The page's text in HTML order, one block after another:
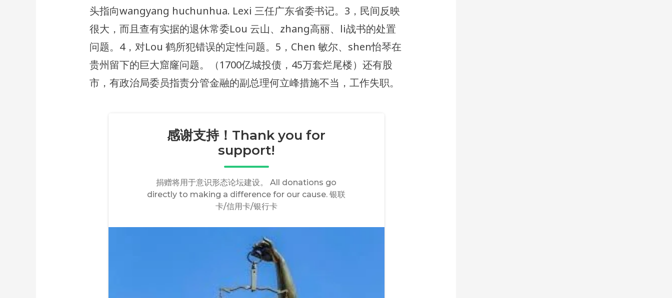
头指向wangyang huchunhua. Lexi 三任广东省委书记。3，民间反映
很大，而且查有实据的退休常委Lou 云山、zhang高丽、li战书的处置
问题。4，对Lou 鹤所犯错误的定性问题。5，Chen 敏尔、shen怡琴在
贵州留下的巨大窟窿问题。（1700亿城投债，45万套烂尾楼）还有股
市，有政治局委员指责分管金融的副总理何立峰措施不当，工作失职。